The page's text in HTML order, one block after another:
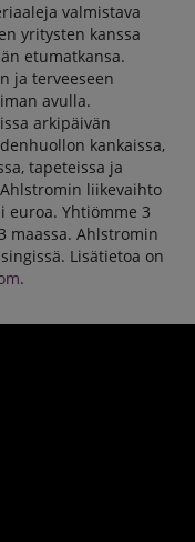
valmistava
yritysten kanssa
etumatkansa.
ja terveeseen
avulla.
arkipäivän
kankaissa,
tapeteissa ja
liikevaihto
Yhtiömme 3
maassa. Ahlstromin
Lisätietoa on
.